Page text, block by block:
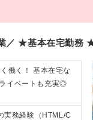
／ ★基本在宅勤務
働く！ 基本在宅な
イベートも充実◎
務経験（HTML/C